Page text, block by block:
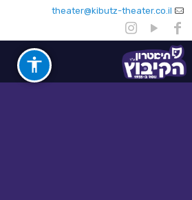
theater@kibutz-theater.co.il